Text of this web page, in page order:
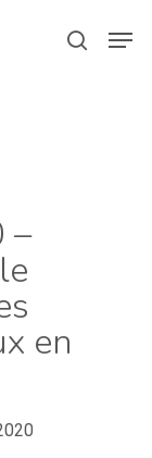
search
–
en